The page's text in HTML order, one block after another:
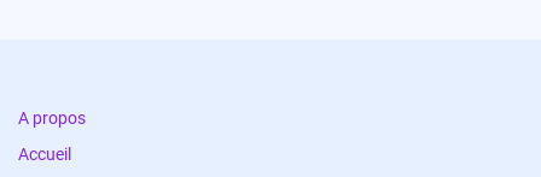
A propos
Accueil